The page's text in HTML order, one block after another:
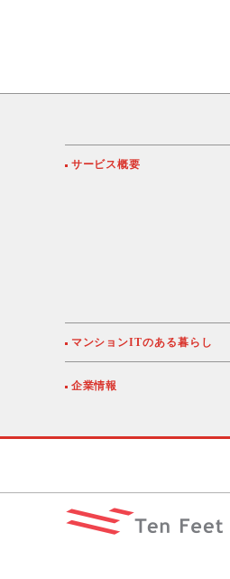
サービス概要
マンションITのある暮らし
企業情報